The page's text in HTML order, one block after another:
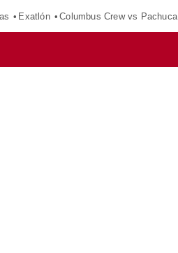
Exatlón Columbus Crew vs Pachuca